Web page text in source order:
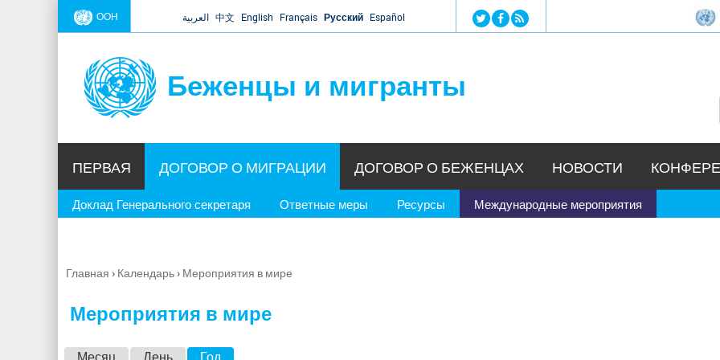
Jump to navigation
ООН العربية 中文 English Français Русский Español
Беженцы и мигранты
ПЕРВАЯ ДОГОВОР О МИГРАЦИИ
Доклад Генерального секретаря Ответные меры Ресурсы Международные мероприятия
ДОГОВОР О БЕЖЕНЦАХ НОВОСТИ
Вы
Главная › Календарь› Мероприятия в мире
Мероприятия в мире